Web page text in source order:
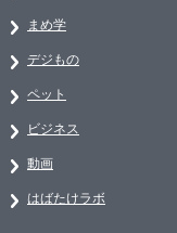
まめ学
デジもの
ペット
ビジネス
動画
はばたけラボ